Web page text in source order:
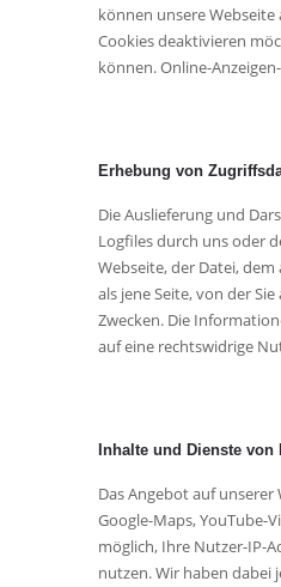
können unsere
Cookies deaktivieren
können. Online-
Erhebung von
Die Auslieferung und
Logfiles durch uns oder
Webseite, der Datei,
als jene Seite, von der
Zwecken. Die
auf eine rechtswidrige
Inhalte und Dienste von
Das Angebot auf
Google-Maps, YouTube-
möglich, Ihre Nutzer-IP-
nutzen. Wir haben dabei